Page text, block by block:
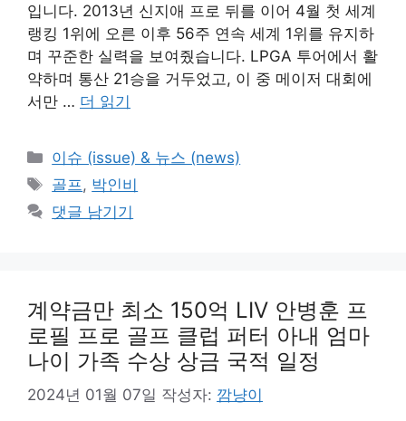
입니다. 2013년 신지애 프로 뒤를 이어 4월 첫 세계
랭킹 1위에 오른 이후 56주 연속 세계 1위를 유지하
며 꾸준한 실력을 보여줬습니다. LPGA 투어에서 활
약하며 통산 21승을 거두었고, 이 중 메이저 대회에
서만 … 더 읽기
카
테
리
이슈 (issue) & 뉴스 (news)
태
그
골프 , 박인비
댓글 남기기
계약금만 최소 150억 LIV 안병훈 프
로필 프로 골프 클럽 퍼터 아내 엄마
나이 가족 수상 상금 국적 일정
2024년 01월 07일 작성자: 깜냥이